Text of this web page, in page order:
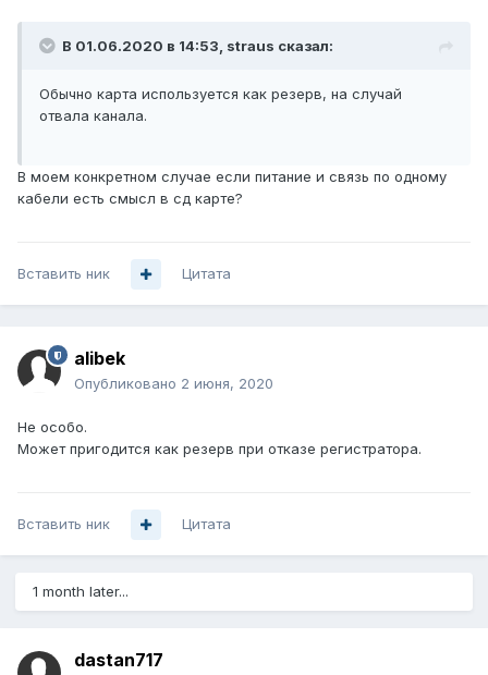
В 01.06.2020 в 14:53, straus сказал:
Обычно карта используется как резерв, на случай
отвала канала.
В моем конкретном случае если питание и связь по одному
кабели есть смысл в сд карте?
Вставить ник Цитата
alibek
Опубликовано 2 июня, 2020
Не особо.
Может пригодится как резерв при отказе регистратора.
Вставить ник Цитата
1 month later...
dastan717